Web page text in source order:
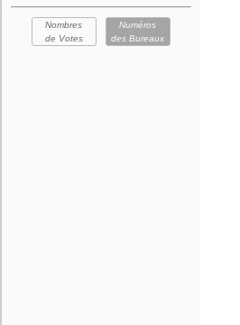
Nombres
de Votes
Numéros
des Bureaux